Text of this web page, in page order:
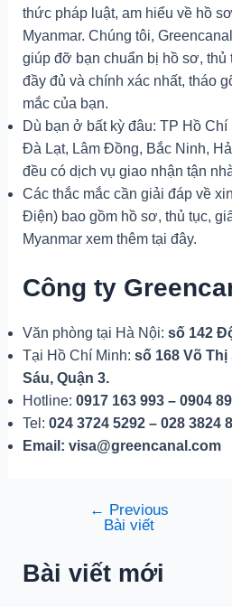
thức pháp luật, am hiểu về hồ
Myanmar. Chúng tôi,
giúp đỡ bạn chuẩn bị hồ sơ, thủ
đầy đủ và chính xác nhất, tháo
mắc của bạn.
Dù bạn ở bất kỳ đâu: TP Hồ
Đà Lạt, Lâm Đồng, Bắc Ninh,
đều có dịch vụ giao nhận tận
Các thắc mắc cần giải đáp về
Điện) bao gồm hồ sơ, thủ tục,
Myanmar xem thêm tại đây.
Công ty
Văn phòng tại Hà Nội: số 142
Tại Hồ Chí Minh: số 168 Võ
Sáu, Quận 3.
Hotline: 0917 163 993 – 0904
Tel: 024 3724 5292 – 028 3824
Email: visa@greencanal.com
viết
← Previous
Bài viết
Bài viết mới